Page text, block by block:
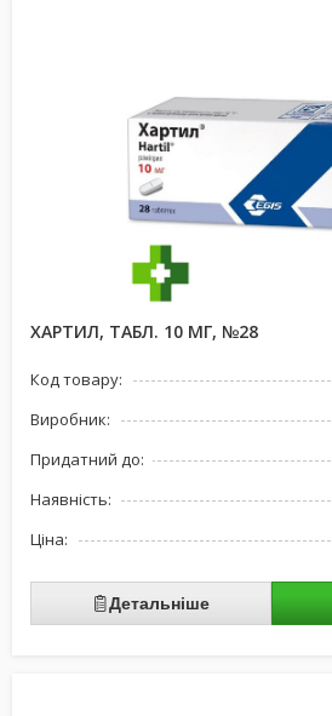
ХАРТИЛ, ТАБЛ. 10 МГ, №28
Код товару:
Виробник:
Придатний до:
Наявність:
Ціна:
Детальніше